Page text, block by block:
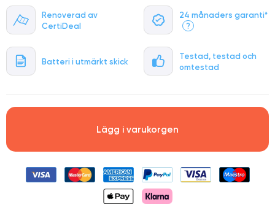
Renoverad av
CertiDeal
24 månaders garanti*
?
Batteri i utmärkt skick
Testad, testad och
omtestad
Lägg i varukorgen